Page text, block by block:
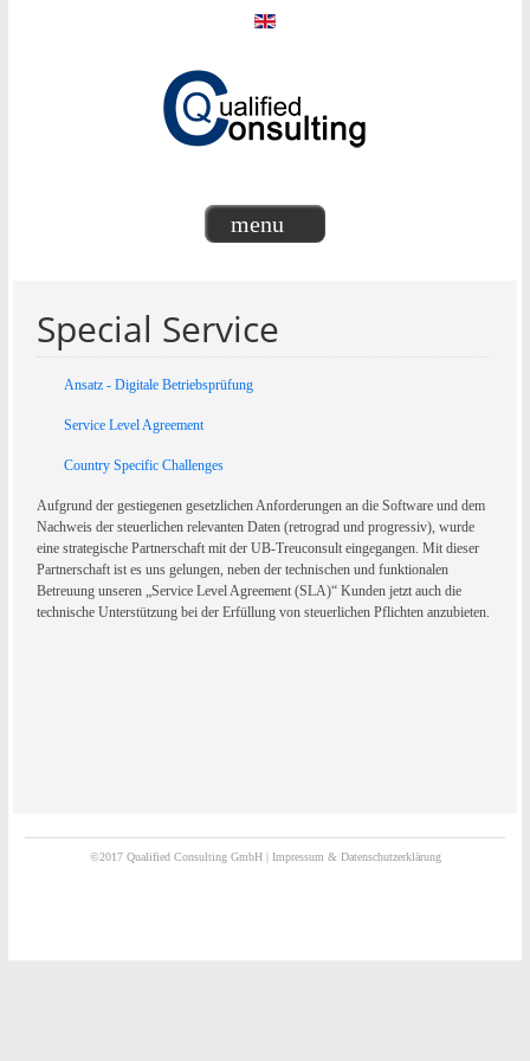
menu
Special Service
Ansatz - Digitale Betriebsprüfung
Service Level Agreement
Country Specific Challenges
Aufgrund der gestiegenen gesetzlichen Anforderungen an die Software und dem
Nachweis der steuerlichen relevanten Daten (retrograd und progressiv), wurde
eine strategische Partnerschaft mit der UB-Treuconsult eingegangen. Mit dieser
Partnerschaft ist es uns gelungen, neben der technischen und funktionalen
Betreuung unseren „Service Level Agreement (SLA)“ Kunden jetzt auch die
technische Unterstützung bei der Erfüllung von steuerlichen Pflichten anzubieten.
©2017 Qualified Consulting GmbH | Impressum & Datenschutzerklärung